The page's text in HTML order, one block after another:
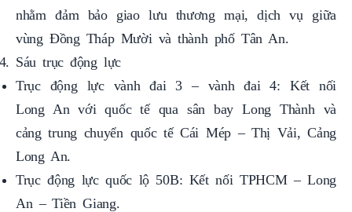
nhằm đảm bảo giao lưu thương mại, dịch vụ giữa
vùng Đồng Tháp Mười và thành phố Tân An.
Sáu trục động lực
Trục động lực vành đai 3 – vành đai 4: Kết nối
Long An với quốc tế qua sân bay Long Thành và
cảng trung chuyển quốc tế Cái Mép – Thị Vải, Cảng
Long An.
Trục động lực quốc lộ 50B: Kết nối TPHCM – Long
An – Tiền Giang.